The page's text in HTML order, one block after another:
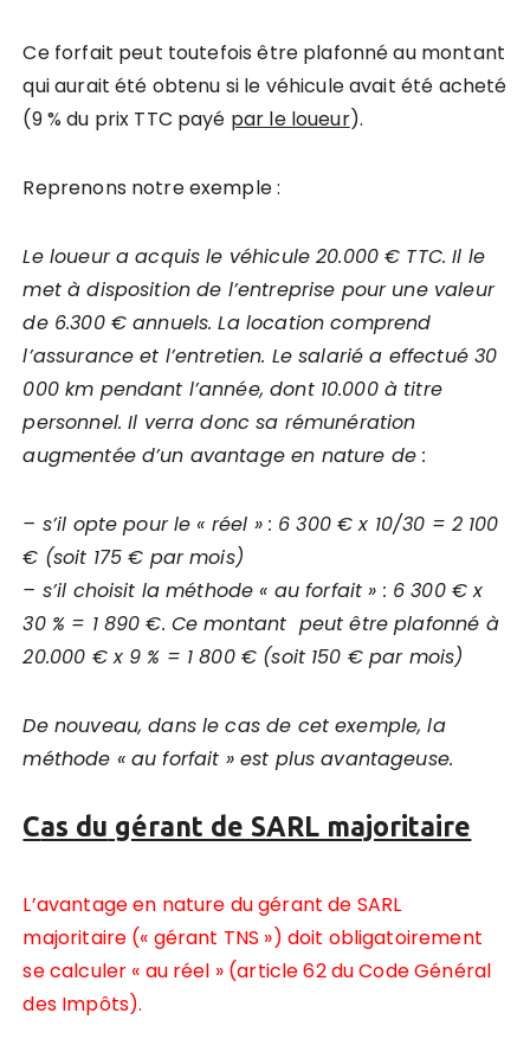
Ce forfait peut toutefois être plafonné au montant
qui aurait été obtenu si le véhicule avait été acheté
(9 % du prix TTC payé par le loueur).
Reprenons notre exemple :
Le loueur a acquis le véhicule 20.000 € TTC. Il le
met à disposition de l’entreprise pour une valeur
de 6.300 € annuels. La location comprend
l’assurance et l’entretien. Le salarié a effectué 30
000 km pendant l’année, dont 10.000 à titre
personnel. Il verra donc sa rémunération
augmentée d’un avantage en nature de :
– s’il opte pour le « réel » : 6 300 € x 10/30 = 2 100
€ (soit 175 € par mois)
– s’il choisit la méthode « au forfait » : 6 300 € x
30 % = 1 890 €. Ce montant peut être plafonné à
20.000 € x 9 % = 1 800 € (soit 150 € par mois)
De nouveau, dans le cas de cet exemple, la
méthode « au forfait » est plus avantageuse.
Cas du gérant de SARL majoritaire
L’avantage en nature du gérant de SARL
majoritaire (« gérant TNS ») doit obligatoirement
se calculer « au réel » (article 62 du Code Général
des Impôts).